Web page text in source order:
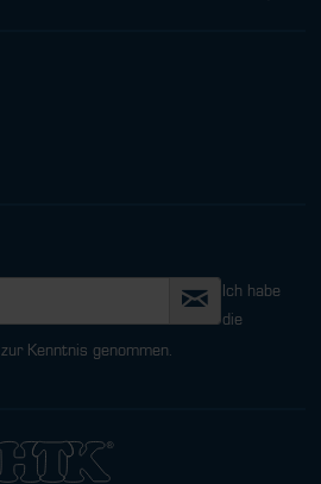
Ich habe
die
zur Kenntnis genommen.